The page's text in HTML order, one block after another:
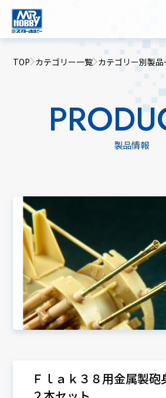
TOP カテゴリー一覧 カテゴリー別製
製品情報
Ｆｌａｋ３８用金属製